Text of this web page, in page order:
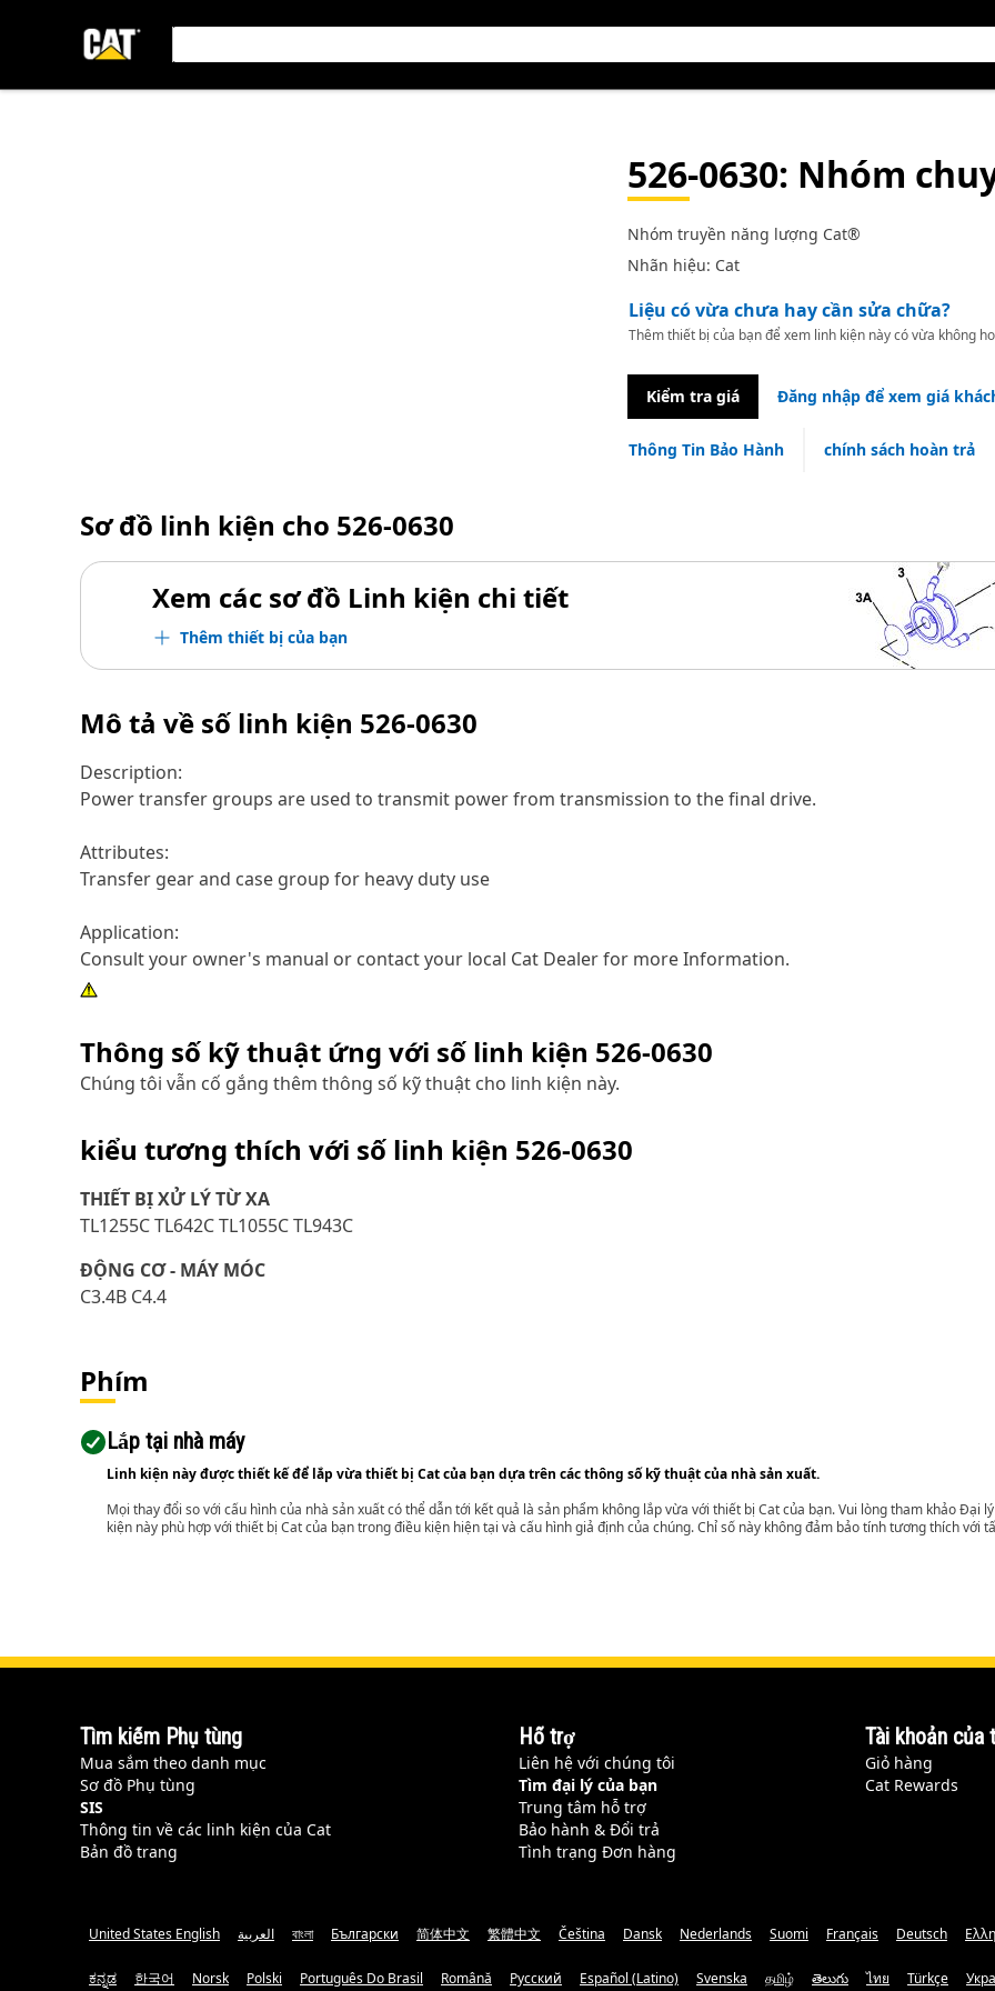
526-0630: Nhóm
Nhóm truyền năng lượng Cat®
Nhãn hiệu: Cat
Liệu có vừa chưa hay cần sửa chữa?
Thêm thiết bị của bạn để xem linh kiện này có vừa không
Kiểm tra giá Đăng nhập để xem giá
Thông Tin Bảo Hành chính sách hoàn trả
Sơ đồ linh kiện cho 526-0630
Xem các sơ đồ Linh kiện chi tiết
Thêm thiết bị của bạn
Mô tả về số linh kiện 526-0630
Description:
Power transfer groups are used to transmit power from transmission to the final drive.
Attributes:
Transfer gear and case group for heavy duty use
Application:
Consult your owner's manual or contact your local Cat Dealer for more Information.
Thông số kỹ thuật ứng với số linh kiện 526-0630
Chúng tôi vẫn cố gắng thêm thông số kỹ thuật cho linh kiện này.
kiểu tương thích với số linh kiện 526-0630
THIẾT BỊ XỬ LÝ TỪ XA
TL1255C TL642C TL1055C TL943C
ĐỘNG CƠ - MÁY MÓC
C3.4B C4.4
Phím
Lắp tại nhà máy
Linh kiện này được thiết kế để lắp vừa thiết bị Cat của bạn dựa trên các thông số kỹ thuật của nhà sản xuất.
Mọi thay đổi so với cấu hình của nhà sản xuất có thể dẫn tới kết quả là sản phẩm không lắp vừa với thiết bị Cat của bạn. Vui lòng tham khảo Đại
kiện này phù hợp với thiết bị Cat của bạn trong điều kiện hiện tại và cấu hình giả định của chúng. Chỉ số này không đảm bảo tính tương thích với
Tìm kiếm Phụ tùng
Mua sắm theo danh mục
Sơ đồ Phụ tùng
SIS
Thông tin về các linh kiện của Cat
Bản đồ trang
Hỗ trợ
Liên hệ với chúng tôi
Tìm đại lý của bạn
Trung tâm hỗ trợ
Bảo hành & Đổi trả
Tình trạng Đơn hàng
Tài khoản của
Giỏ hàng
Cat Rewards
United States English العربية বাংলা Български 简体中文 繁體中文 Čeština Dansk Nederlands Suomi Français Deutsch
ಕನ್ನಡ 한국어 Norsk Polski Português Do Brasil Română Русский Español (Latino) Svenska தமிழ் తెలుగు ไทย Türkçe